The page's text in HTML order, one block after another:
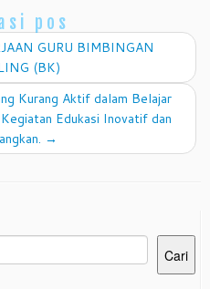
pos
GURU BIMBINGAN
(BK)
Kurang Aktif dalam Belajar
Edukasi Inovatif dan
→
Cari